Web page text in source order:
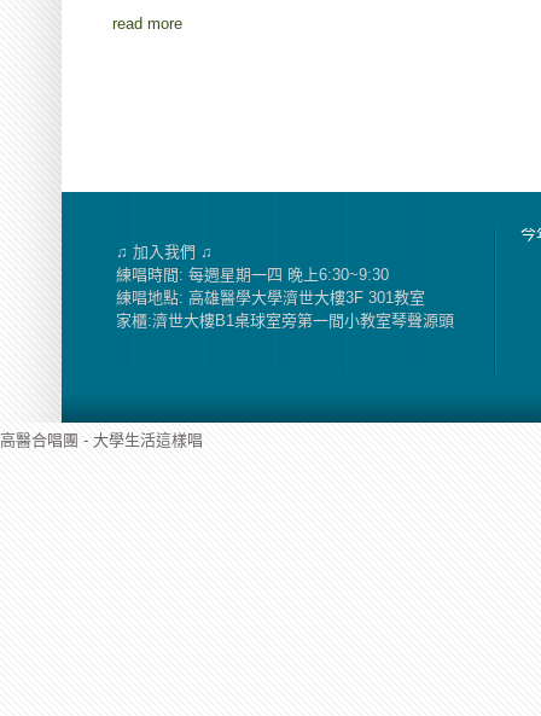
read more
♫ 加入我們 ♫
練唱時間: 每週星期一四 晚上6:30~9:30
練唱地點: 高雄醫學大學濟世大樓3F 301教室
家櫃:濟世大樓B1桌球室旁第一間小教室琴聲源頭
今
高醫合唱團 - 大學生活這樣唱